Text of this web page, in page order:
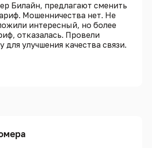
Билайн, предлагают сменить
Мошенничества нет. Не
интересный, но более
отказалась. Провели
для улучшения качества связи.